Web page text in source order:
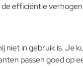
de efficiëntie
in gebruik is. Je
passen goed op